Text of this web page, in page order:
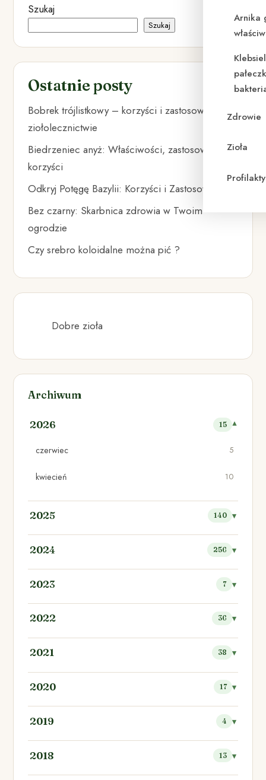
Arnika
Zdrowie
Zioła
Szukaj
Szukaj
Ostatnie posty
Bobrek trójlistkowy – korzyści i zastosowanie w
ziołolecznictwie
Biedrzeniec anyż: Właściwości, zastosowania i
korzyści
Odkryj Potęgę Bazylii: Korzyści i Zastosowania
Bez czarny: Skarbnica zdrowia w Twoim
ogrodzie
Czy srebro koloidalne można pić ?
Dobre zioła
Archiwum
2026 15
czerwiec 5
kwiecień 10
2025 140
2024 256
2023 7
2022 36
2021 38
2020 17
2019 4
2018 13